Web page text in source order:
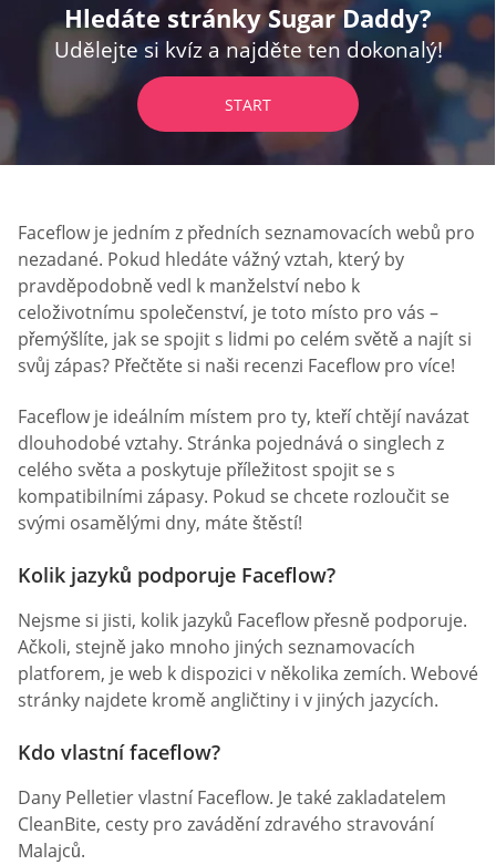
Hledáte stránky Sugar Daddy?
Udělejte si kvíz a najděte ten dokonalý!
START
Faceflow je jedním z předních seznamovacích webů pro
nezadané. Pokud hledáte vážný vztah, který by
pravděpodobně vedl k manželství nebo k
celoživotnímu společenství, je toto místo pro vás –
přemýšlíte, jak se spojit s lidmi po celém světě a najít si
svůj zápas? Přečtěte si naši recenzi Faceflow pro více!
Faceflow je ideálním místem pro ty, kteří chtějí navázat
dlouhodobé vztahy. Stránka pojednává o singlech z
celého světa a poskytuje příležitost spojit se s
kompatibilními zápasy. Pokud se chcete rozloučit se
svými osamělými dny, máte štěstí!
Kolik jazyků podporuje Faceflow?
Nejsme si jisti, kolik jazyků Faceflow přesně podporuje.
Ačkoli, stejně jako mnoho jiných seznamovacích
platforem, je web k dispozici v několika zemích. Webové
stránky najdete kromě angličtiny i v jiných jazycích.
Kdo vlastní faceflow?
Dany Pelletier vlastní Faceflow. Je také zakladatelem
CleanBite, cesty pro zavádění zdravého stravování
Malajců.